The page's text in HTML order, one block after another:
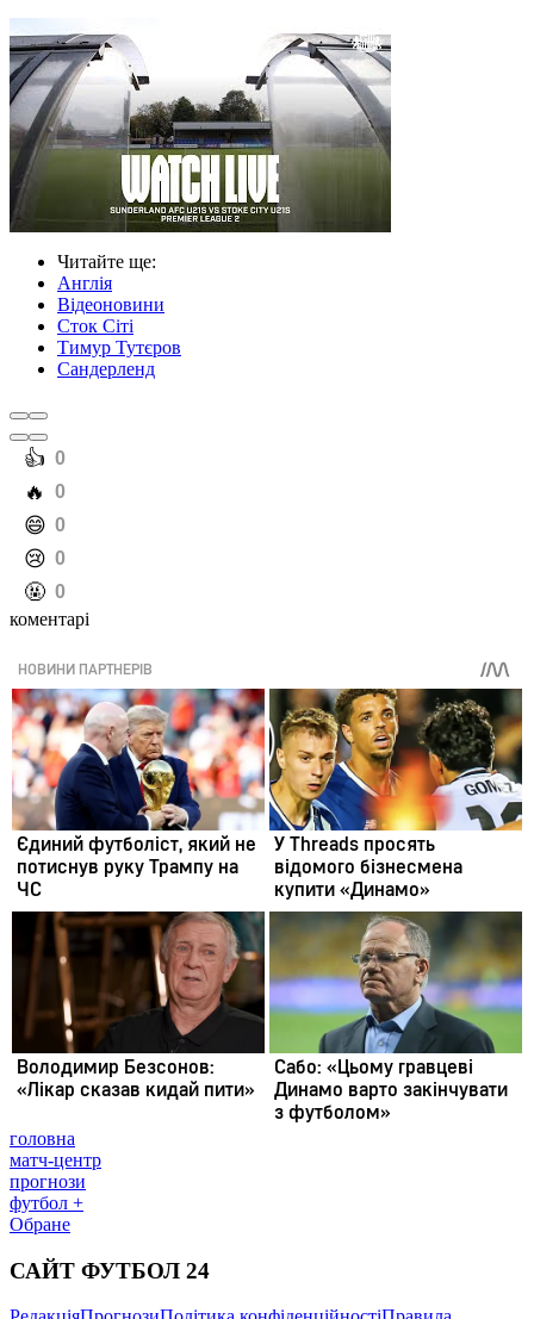
Читайте ще:
Англія
Відеоновини
Сток Сіті
Тимур Тутєров
Сандерленд
️👍 0
️🔥 0
️😄 0
️😢 0
️🤬 0
коментарі
головна
матч-центр
прогнози
футбол +
Обране
САЙТ ФУТБОЛ 24